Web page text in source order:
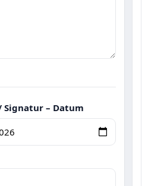
Signatur – Datum